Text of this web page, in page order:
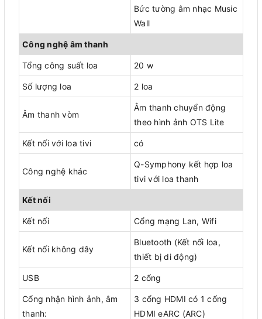
Bức tường âm nhạc Music
Wall
Công nghệ âm thanh
Tổng công suất loa 20 w
Số lượng loa 2 loa
Âm thanh vòm
Âm thanh chuyển động
theo hình ảnh OTS Lite
Kết nối với loa tivi có
Công nghệ khác
Q-Symphony kết hợp loa
tivi với loa thanh
Kết nối
Kết nối Cổng mạng Lan, Wifi
Kết nối không dây
Bluetooth (Kết nối loa,
thiết bị di động)
USB 2 cổng
Cổng nhận hình ảnh, âm
thanh:
3 cổng HDMI có 1 cổng
HDMI eARC (ARC)